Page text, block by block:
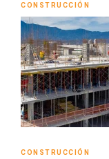
CONSTRUCCIÓN
CONSTRUCCIÓN